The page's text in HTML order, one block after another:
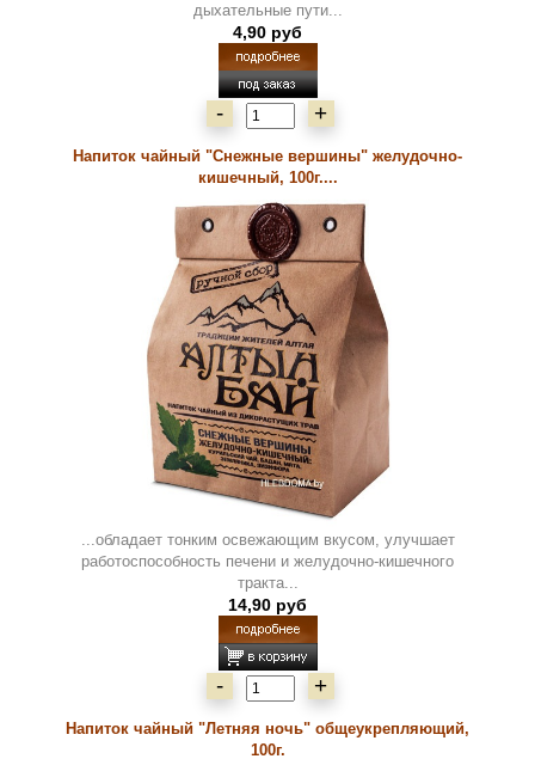
дыхательные пути...
4,90 руб
- +
Напиток чайный "Снежные вершины" желудочно-
кишечный, 100г....
...обладает тонким освежающим вкусом, улучшает
работоспособность печени и желудочно-кишечного
тракта...
14,90 руб
- +
Напиток чайный "Летняя ночь" общеукрепляющий,
100г.